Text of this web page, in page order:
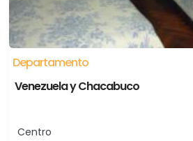
Departamento
Venezuela y Chacabuco
Centro